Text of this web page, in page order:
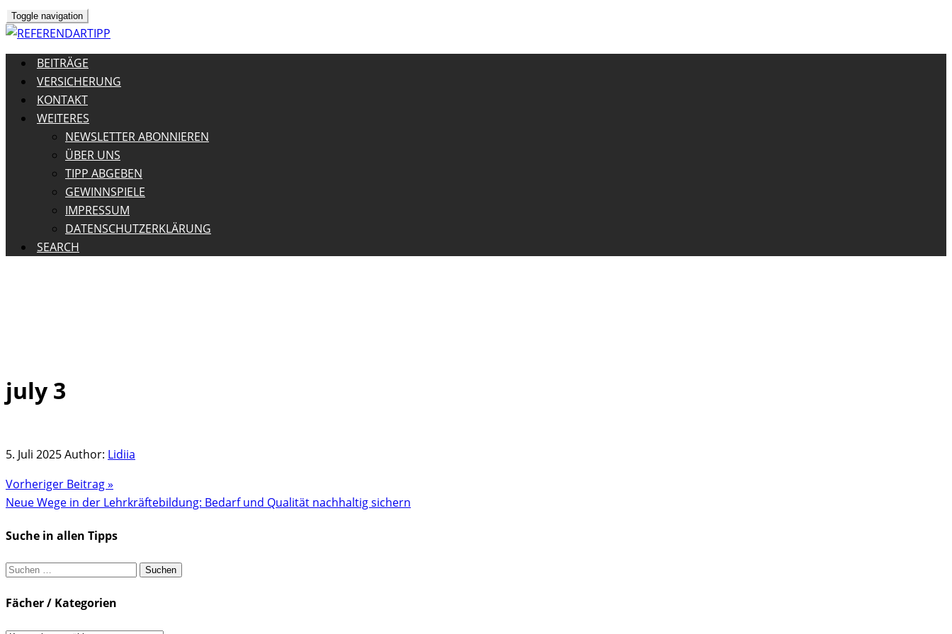
Toggle navigation
BEITRÄGE
VERSICHERUNG
KONTAKT
WEITERES
NEWSLETTER ABONNIEREN
ÜBER UNS
TIPP ABGEBEN
GEWINNSPIELE
IMPRESSUM
DATENSCHUTZERKLÄRUNG
SEARCH
Skip
to
july 3
5. Juli 2025Author: Lidiia
Vorheriger Beitrag »
Neue Wege in der Lehrkräftebildung: Bedarf und Qualität nachhaltig sichern
Suche in allen Tipps
Suchen
Fächer / Kategorien